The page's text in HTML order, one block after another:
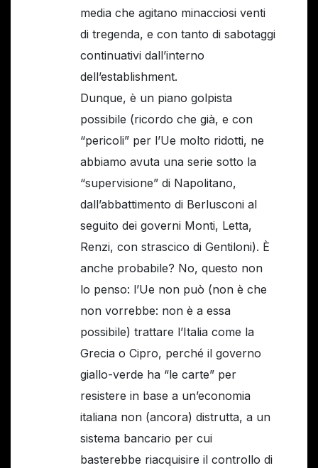
media che agitano minacciosi venti
di tregenda, e con tanto di sabotaggi
continuativi dall’interno
dell’establishment.
Dunque, è un piano golpista
possibile (ricordo che già, e con
“pericoli” per l’Ue molto ridotti, ne
abbiamo avuta una serie sotto la
“supervisione” di Napolitano,
dall’abbattimento di Berlusconi al
seguito dei governi Monti, Letta,
Renzi, con strascico di Gentiloni). È
anche probabile? No, questo non
lo penso: l’Ue non può (non è che
non vorrebbe: non è a essa
possibile) trattare l’Italia come la
Grecia o Cipro, perché il governo
giallo-verde ha “le carte” per
resistere in base a un’economia
italiana non (ancora) distrutta, a un
sistema bancario per cui
basterebbe riacquisire il controllo di